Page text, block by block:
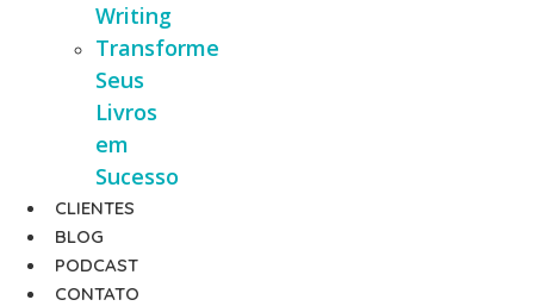
Writing
Transforme
Seus
Livros
em
Sucesso
CLIENTES
BLOG
PODCAST
CONTATO